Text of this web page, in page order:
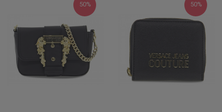
50% 50%